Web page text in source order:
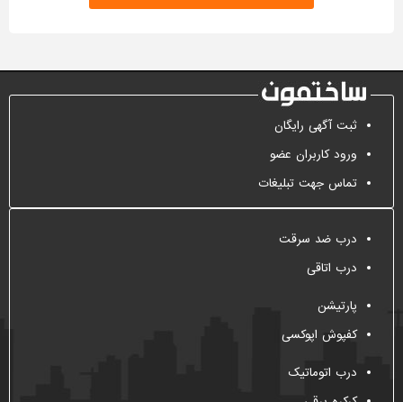
ثبت آگهی رایگان
ورود کاربران عضو
تماس جهت تبلیغات
درب ضد سرقت
درب اتاقی
پارتیشن
کفپوش اپوکسی
درب اتوماتیک